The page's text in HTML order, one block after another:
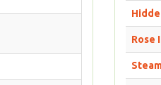
Rose